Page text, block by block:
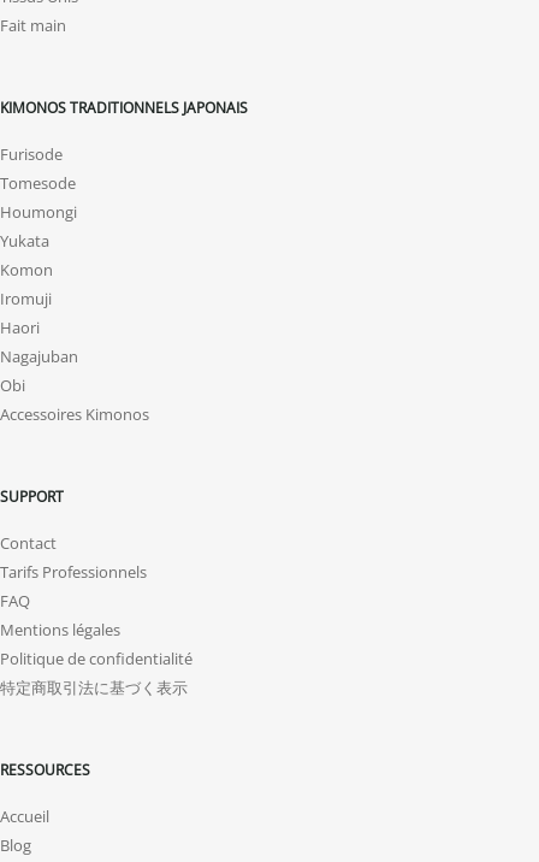
Fait main
KIMONOS TRADITIONNELS JAPONAIS
Furisode
Tomesode
Houmongi
Yukata
Komon
Iromuji
Haori
Nagajuban
Obi
Accessoires Kimonos
SUPPORT
Contact
Tarifs Professionnels
FAQ
Mentions légales
Politique de confidentialité
特定商取引法に基づく表示
RESSOURCES
Accueil
Blog